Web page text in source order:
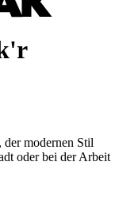
modernen Stil
oder bei der Arbeit